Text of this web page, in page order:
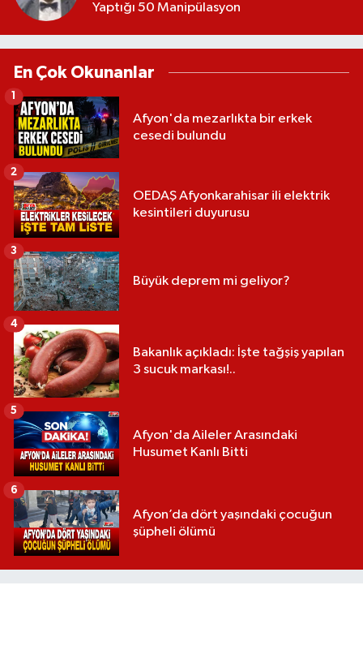
Yaptığı 50 Manipülasyon
En Çok Okunanlar
Afyon'da mezarlıkta bir erkek
cesedi bulundu
1
OEDAŞ Afyonkarahisar ili elektrik
kesintileri duyurusu
2
Büyük deprem mi geliyor?
3
Bakanlık açıkladı: İşte tağşiş yapılan
3 sucuk markası!..
4
Afyon'da Aileler Arasındaki
Husumet Kanlı Bitti
5
Afyon’da dört yaşındaki çocuğun
şüpheli ölümü
6